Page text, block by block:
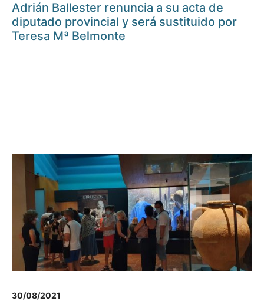
Adrián Ballester renuncia a su acta de
diputado provincial y será sustituido por
Teresa Mª Belmonte
30/08/2021